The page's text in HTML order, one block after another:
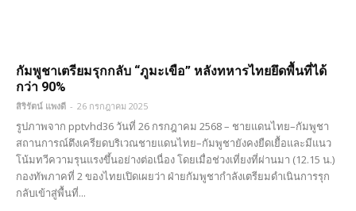
กัมพูชาเตรียมรุกกลับ “ภูมะเขือ” หลังทหารไทยยึดพื้นที่ได้
กว่า 90%
สิริรัตน์ แพงดี - 26 กรกฎาคม 2025
รูปภาพจาก pptvhd36 วันที่ 26 กรกฎาคม 2568 – ชายแดนไทย–กัมพูชา
สถานการณ์ตึงเครียดบริเวณชายแดนไทย–กัมพูชายังคงยืดเยื้อและมีแนว
โน้มทวีความรุนแรงขึ้นอย่างต่อเนื่อง โดยเมื่อช่วงเที่ยงที่ผ่านมา (12.15 น.)
กองทัพภาคที่ 2 ของไทยเปิดเผยว่า ฝ่ายกัมพูชากำลังเตรียมดำเนินการรุก
กลับเข้าสู่พื้นที่...